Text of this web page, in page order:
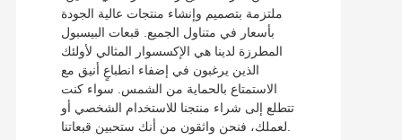
ملتزمة بتصميم وإنشاء منتجات عالية الجودة
بأسعار في متناول الجميع. قبعات البيسبول
المطرزة لدينا هي الإكسسوار المثالي لأولئك
الذين يرغبون في إضفاء انطباعٍ أنيق مع
الاستمتاع بالحماية من الشمس. سواء كنت
تتطلع إلى شراء منتجنا للاستخدام الشخصي أو